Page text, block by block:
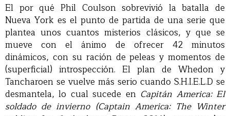
El por qué Phil Coulson sobrevivió la batalla de
Nueva York es el punto de partida de una serie que
plantea unos cuantos misterios clásicos, y que se
mueve con el ánimo de ofrecer 42 minutos
dinámicos, con su ración de peleas y momentos de
(superficial) introspección. El plan de Whedon y
Tancharoen se vuelve más serio cuando S.H.I.E.L.D se
desmantela, lo cual sucede en Capitán America: El
soldado de invierno (Captain America: The Winter